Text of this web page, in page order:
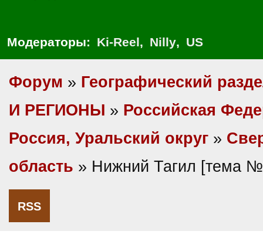
Модераторы: Ki-Reel, Nilly, US
Форум » Географический
И РЕГИОНЫ » Российская
Россия, Уральский округ »
область » Нижний Тагил [тема
RSS